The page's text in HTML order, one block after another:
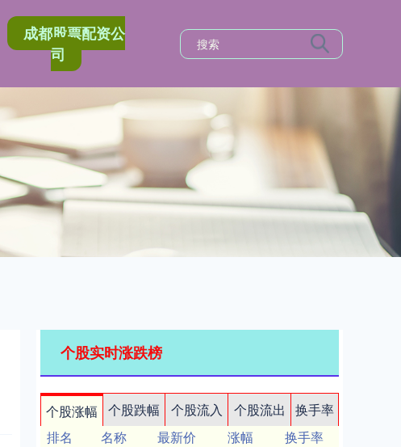
成都股票配资公
司
个股实时涨跌榜
个股涨幅 个股跌幅 个股流入 个股流出
换手率
排名
名称 最新价 涨幅
换手率